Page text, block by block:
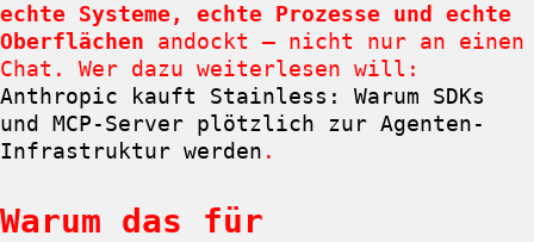
echte Systeme, echte Prozesse und echte
Oberflächen andockt – nicht nur an einen
Chat. Wer dazu weiterlesen will:
Anthropic kauft Stainless: Warum SDKs
und MCP-Server plötzlich zur Agenten-
Infrastruktur werden .
Warum das für